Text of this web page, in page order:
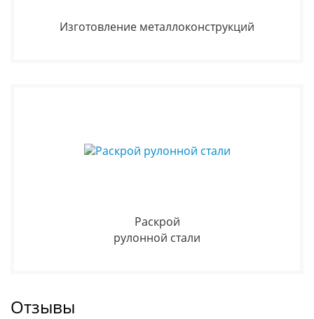
Изготовление металлоконструкций
Раскрой
рулонной стали
Отзывы